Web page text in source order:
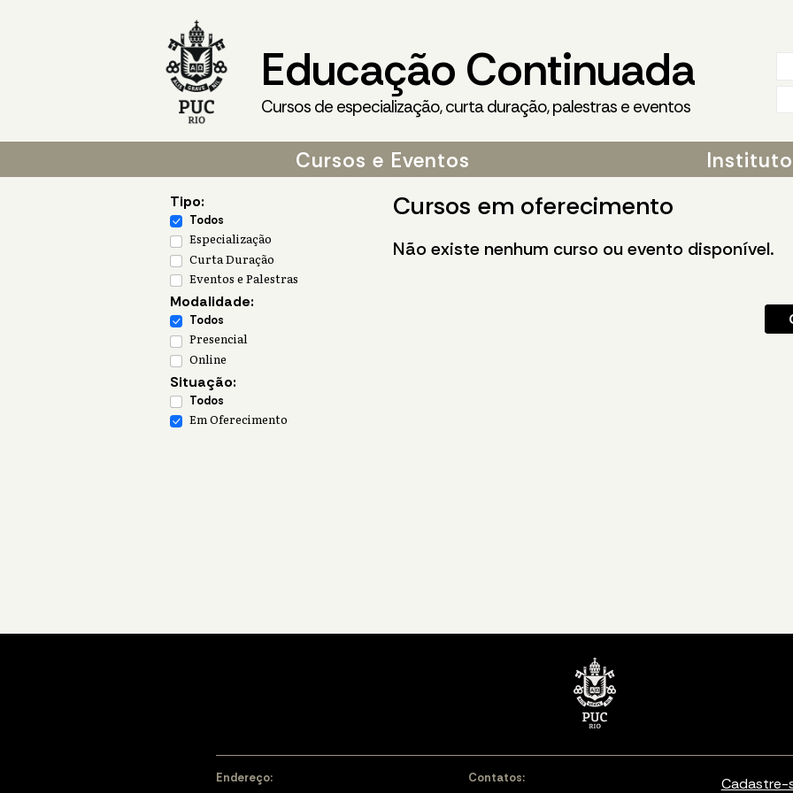
Educação Continuada
Cursos de especialização, curta duração, palestras e eventos
Cursos e Eventos
Tipo:
Todos
Especialização
Curta Duração
Eventos e Palestras
Modalidade:
Todos
Presencial
Online
Situação:
Todos
Em Oferecimento
Cursos em oferecimento
Não existe nenhum curso ou evento disponível.
Endereço: Contatos: Cadastre-